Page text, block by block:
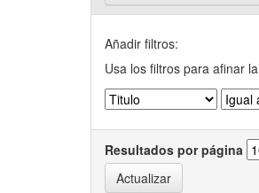
Añadir filtros:
Usa los filtros para afinar
Resultados por página